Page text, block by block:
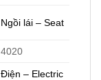
Ngồi lái – Seat
4020
Điện – Electric